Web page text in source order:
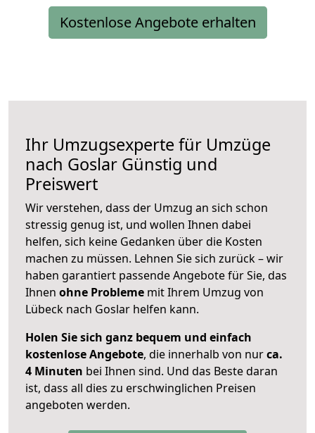
Kostenlose Angebote erhalten
Ihr Umzugsexperte für Umzüge
nach Goslar Günstig und
Preiswert
Wir verstehen, dass der Umzug an sich schon
stressig genug ist, und wollen Ihnen dabei
helfen, sich keine Gedanken über die Kosten
machen zu müssen. Lehnen Sie sich zurück – wir
haben garantiert passende Angebote für Sie, das
Ihnen ohne Probleme mit Ihrem Umzug von
Lübeck nach Goslar helfen kann.
Holen Sie sich ganz bequem und einfach
kostenlose Angebote, die innerhalb von nurca.
4 Minuten bei Ihnen sind. Und das Beste daran
ist, dass all dies zu erschwinglichen Preisen
angeboten werden.